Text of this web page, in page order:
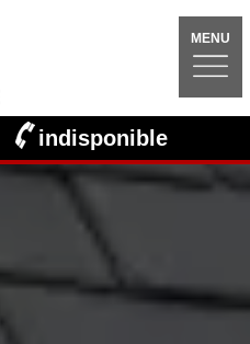
MENU
indisponible